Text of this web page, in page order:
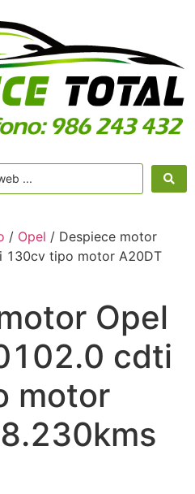
/ Opel / Despiece motor
130cv tipo motor A20DT
Opel
cdti
motor